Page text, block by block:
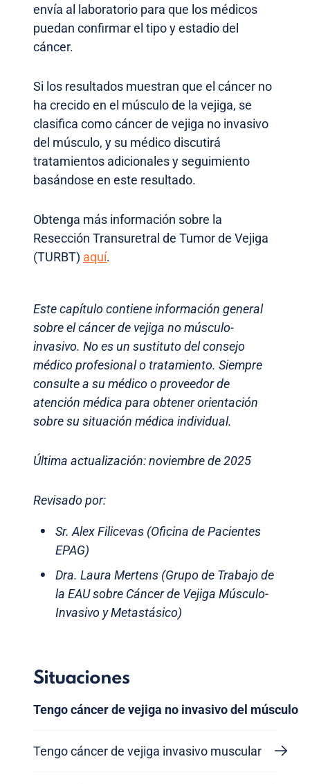
envía al laboratorio para que los médicos
puedan confirmar el tipo y estadio del
cáncer.
Si los resultados muestran que el cáncer no
ha crecido en el músculo de la vejiga, se
clasifica como cáncer de vejiga no invasivo
del músculo, y su médico discutirá
tratamientos adicionales y seguimiento
basándose en este resultado.
Obtenga más información sobre la
Resección Transuretral de Tumor de Vejiga
(TURBT) aquí.
Este capítulo contiene información general
sobre el cáncer de vejiga no músculo-
invasivo. No es un sustituto del consejo
médico profesional o tratamiento. Siempre
consulte a su médico o proveedor de
atención médica para obtener orientación
sobre su situación médica individual.
Última actualización: noviembre de 2025
Revisado por:
Sr. Alex Filicevas (Oficina de Pacientes
EPAG)
Dra. Laura Mertens (Grupo de Trabajo de
la EAU sobre Cáncer de Vejiga Músculo-
Invasivo y Metastásico)
Situaciones
Tengo cáncer de vejiga no invasivo del músculo
Tengo cáncer de vejiga invasivo muscular